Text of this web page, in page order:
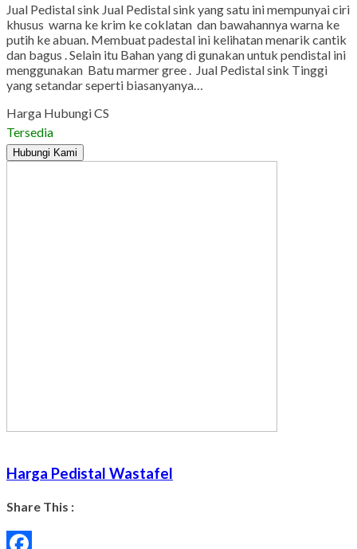
Jual Pedistal sink Jual Pedistal sink yang satu ini mempunyai ciri
khusus warna ke krim ke coklatan dan bawahannya warna ke
putih ke abuan. Membuat padestal ini kelihatan menarik cantik
dan bagus . Selain itu Bahan yang di gunakan untuk pendistal ini
menggunakan Batu marmer gree . Jual Pedistal sink Tinggi
yang setandar seperti biasanyanya…
Harga Hubungi CS
Tersedia
Hubungi Kami
Harga Pedistal Wastafel
Share This :